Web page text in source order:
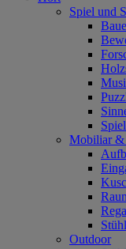
Spiel und
Mobiliar &
Outdoor